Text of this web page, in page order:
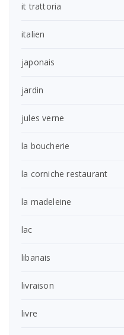
it trattoria
italien
japonais
jardin
jules verne
la boucherie
la corniche restaurant
la madeleine
lac
libanais
livraison
livre